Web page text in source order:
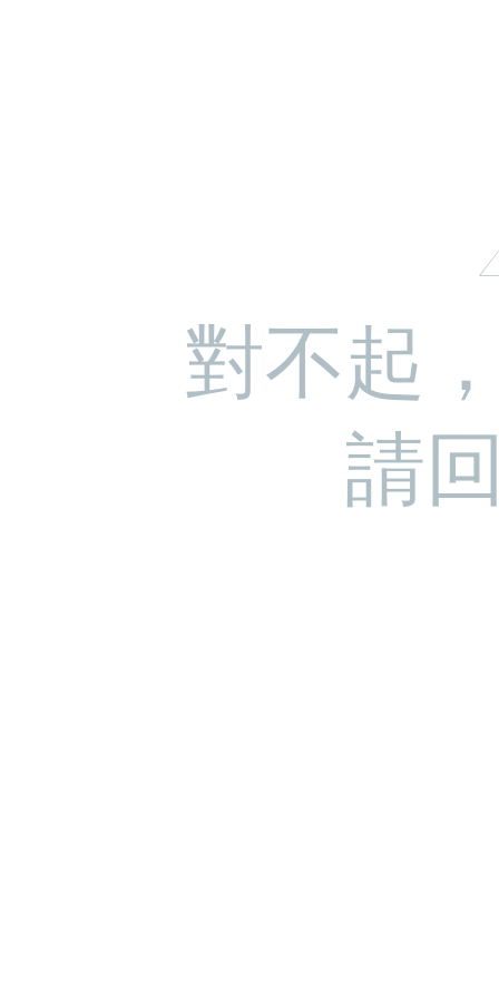
對不起
請